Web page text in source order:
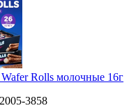
Rolls молочные 16г
3858